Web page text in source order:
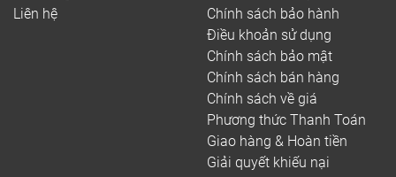
Liên hệ
Chính sách bảo hành
Điều khoản sử dụng
Chính sách bảo mật
Chính sách bán hàng
Chính sách về giá
Phương thức Thanh Toán
Giao hàng & Hoàn tiền
Giải quyết khiếu nại